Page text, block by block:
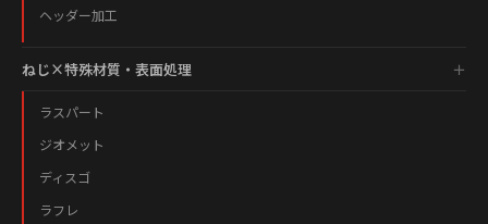
ヘッダー加工
ねじ×特殊材質・表面処理
ラスパート
ジオメット
ディスゴ
ラフレ